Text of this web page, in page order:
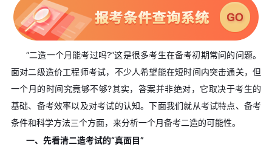
“二造一个月能考过吗?”这是很多考生在备考初期常问的问题。
面对二级造价工程师考试，不少人希望能在短时间内突击通关，但
一个月的时间究竟够不够?其实，答案并非绝对，它取决于考生的
基础、备考效率以及对考试的认知。下面我们就从考试特点、备考
条件和科学方法三个方面，来分析一个月备考二造的可能性。
一、先看清二造考试的“真面目”